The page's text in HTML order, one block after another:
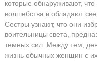
которые обнаруживают,
волшебства и обладают
Сестры узнают, что они
воительницы света,
темных сил. Между тем,
жизнь обычных женщин с